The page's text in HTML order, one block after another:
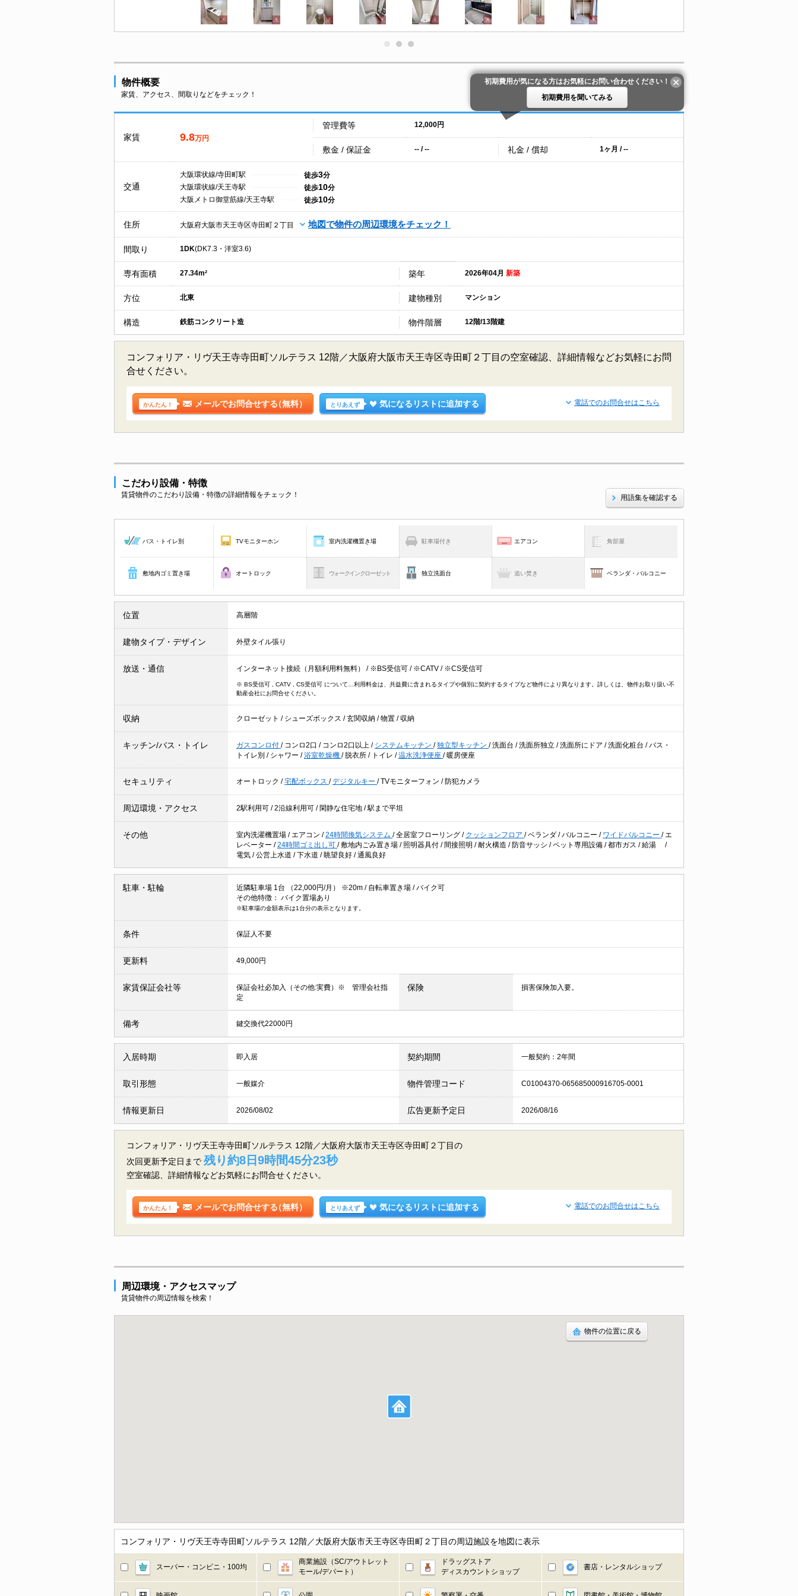
物件概要
家賃、アクセス、間取りなどをチェック！
初期費用が気になる方はお気軽にお問い合わせください！
初期費用を聞いてみる
家賃 9.8万円
管理費等 12,000円
敷金 / 保証金 -- / -- 礼金 / 償却 1ヶ月 / --
交通
大阪環状線/寺田町駅 徒歩3分
大阪環状線/天王寺駅
徒歩10分
大阪メトロ御堂筋線/天王寺駅
徒歩10分
住所 大阪府大阪市天王寺区寺田町２丁目 地図で物件の周辺環境をチェック！
間取り 1DK(DK7.3・洋室3.6)
専有面積 27.34m² 築年 2026年04月 新築
方位 北東 建物種別 マンション
構造 鉄筋コンクリート造 物件階層 12階/13階建
コンフォリア・リヴ天王寺寺田町ソルテラス 12階／大阪府大阪市天王寺区寺田町２丁目の空室確認、詳細情報などお気軽にお問
合せください。
かんたん！ メールでお問合せする（無料） とりあえず 気になるリストに追加する 電話でのお問合せはこちら
こだわり設備・特徴
賃貸物件のこだわり設備・特徴の詳細情報をチェック！ 用語集を確認する
バス・トイレ別 TVモニターホン 室内洗濯機置き場 駐車場付き エアコン 角部屋
敷地内ゴミ置き場 オートロック ウォークインクローゼット 独立洗面台 追い焚き ベランダ・バルコニー
位置 高層階
建物タイプ・デザイン 外壁タイル張り
放送・通信 インターネット接続（月額利用料無料） / ※BS受信可 / ※CATV / ※CS受信可
※ BS受信可 , CATV , CS受信可 について…利用料金は、共益費に含まれるタイプや個別に契約するタイプなど物件により異なります。詳しくは、物件お取り扱い不
動産会社にお問合せください。
収納 クローゼット / シューズボックス /玄関収納 /物置 /収納
キッチン/バス・トイレ ガスコンロ付 / コンロ2口 / コンロ2口以上 / システムキッチン /独立型キッチン /洗面台 /洗面所独立 /洗面所にドア /洗面化粧台 /バス・
トイレ別 / シャワー /浴室乾燥機 / 脱衣所 / トイレ /温水洗浄便座 / 暖房便座
セキュリティ オートロック /宅配ボックス /デジタルキー /TVモニターフォン / 防犯カメラ
周辺環境・アクセス 2駅利用可 /2沿線利用可 / 閑静な住宅地 /駅まで平坦
その他 室内洗濯機置場 / エアコン /24時間換気システム /全居室フローリング / クッションフロア /ベランダ /バルコニー / ワイドバルコニー / エ
レベーター /24時間ゴミ出し可 /敷地内ごみ置き場 / 照明器具付 / 間接照明 /耐火構造 / 防音サッシ /ペット専用設備 /都市ガス /給湯 /
電気 /公営上水道 /下水道 / 眺望良好 /通風良好
駐車・駐輪 近隣駐車場 1台 （22,000円/月） ※20m / 自転車置き場 /バイク可
その他特徴： バイク置場あり
※駐車場の金額表示は1台分の表示となります。
条件 保証人不要
更新料 49,000円
家賃保証会社等
保証会社必加入（その他:実費）※ 管理会社指
定
保険 損害保険加入要。
備考 鍵交換代22000円
入居時期 即入居 契約期間 一般契約：2年間
取引形態 一般媒介 物件管理コード C01004370-065685000916705-0001
情報更新日 2026/08/02 広告更新予定日 2026/08/16
コンフォリア・リヴ天王寺寺田町ソルテラス 12階／大阪府大阪市天王寺区寺田町２丁目の
次回更新予定日まで 残り約8日9時間45分22秒
空室確認、詳細情報などお気軽にお問合せください。
かんたん！ メールでお問合せする（無料） とりあえず 気になるリストに追加する 電話でのお問合せはこちら
周辺環境・アクセスマップ
賃貸物件の周辺情報を検索！
物件の位置に戻る
コンフォリア・リヴ天王寺寺田町ソルテラス 12階／大阪府大阪市天王寺区寺田町２丁目の周辺施設を地図に表示
スーパー・コンビニ・100均
商業施設（SC/アウトレット
モール/デパート）
ドラッグストア
ディスカウントショップ
書店・レンタルショップ